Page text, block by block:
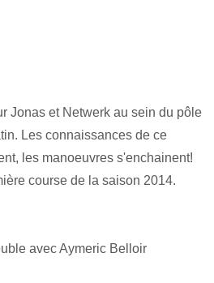
Jonas et Netwerk au sein du pôle
Les connaissances de ce
les manoeuvres s'enchainent!
course de la saison 2014.
avec Aymeric Belloir